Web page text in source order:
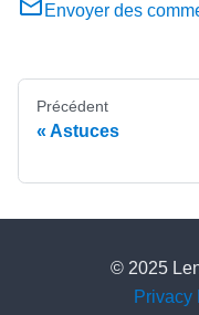
Envoyer des
Précédent
Astuces
© 2025
Privacy